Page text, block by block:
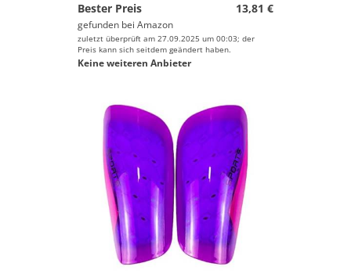
Bester Preis
13,81 €
gefunden bei Amazon
zuletzt überprüft am 27.09.2025 um 00:03; der
Preis kann sich seitdem geändert haben.
Keine weiteren Anbieter